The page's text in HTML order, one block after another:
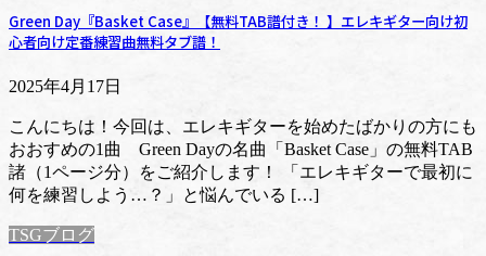
Green Day『Basket Case』【無料TAB譜付き！ 】エレキギター向け初
心者向け定番練習曲無料タブ譜！
2025年4月17日
こんにちは！今回は、エレキギターを始めたばかりの方にも
おおすめの1曲 Green Dayの名曲「Basket Case」の無料TAB
諸（1ページ分）をご紹介します！ 「エレキギターで最初に
何を練習しよう…？」と悩んでいる […]
TSGブログ